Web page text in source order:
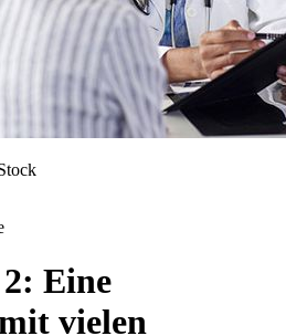
Eine
vielen